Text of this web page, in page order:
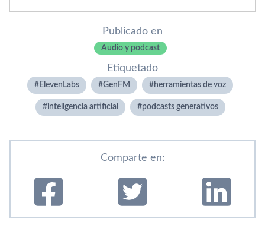
Publicado en
Audio y podcast
Etiquetado
ElevenLabs GenFM herramientas de voz
inteligencia artificial podcasts generativos
Comparte en: